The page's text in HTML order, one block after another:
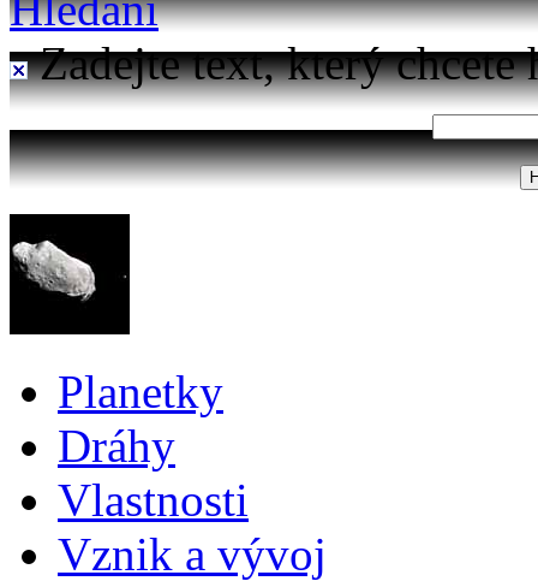
Zadejte text, který chcete
Planetky
Dráhy
Vlastnosti
Vznik a vývoj